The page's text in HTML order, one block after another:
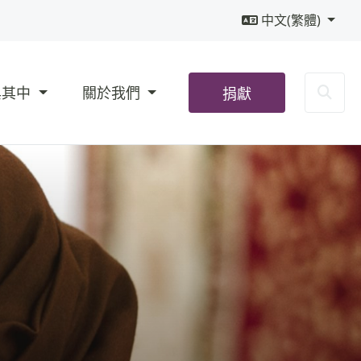
中文(繁體)
中 關於我們 捐獻